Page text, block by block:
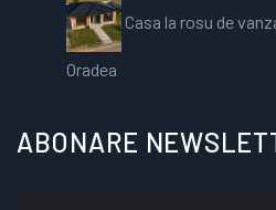
Casa la rosu de
Oradea
ABONARE